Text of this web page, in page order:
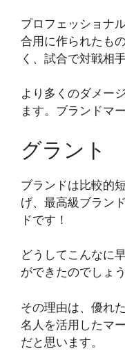
プロフェッショナ
合用に作られたも
く、試合で対戦相
より多くのダメー
ます。ブランドマ
グラント
ブランドは比較的
げ、最高級ブラン
ドです！
どうしてこんなに
ができたのでしょ
その理由は、優れ
名人を活用したマ
だと思います。